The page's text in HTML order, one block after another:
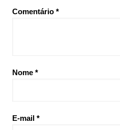
Comentário *
Nome *
E-mail *